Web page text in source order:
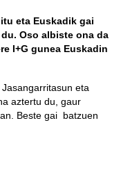
eta Euskadik gai
Oso albiste ona da
I+G gunea Euskadin
eta
aztertu du, gaur
Beste gai batzuen